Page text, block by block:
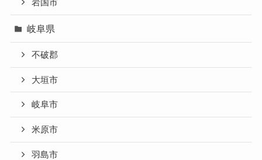
岩国市
岐阜県
不破郡
大垣市
岐阜市
米原市
羽島市